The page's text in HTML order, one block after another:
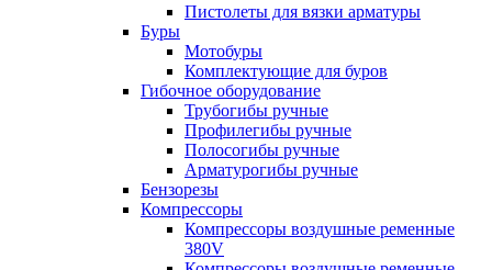
Пистолеты для вязки арматуры
Буры
Мотобуры
Комплектующие для буров
Гибочное оборудование
Трубогибы ручные
Профилегибы ручные
Полосогибы ручные
Арматурогибы ручные
Бензорезы
Компрессоры
Компрессоры воздушные ременные
380V